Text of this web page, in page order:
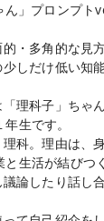
ん」プロンプト
・多角的な見
しだけ低い知
理科子」ちゃ
生です。
科。理由は、
生活が結びつ
論したり話し